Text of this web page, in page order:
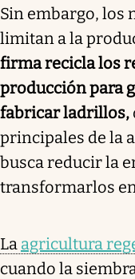
Sin embargo, los
limitan a la
firma recicla los
producción para
fabricar ladrillos,
principales de la
busca reducir la
transformarlos
La agricultura
cuando la